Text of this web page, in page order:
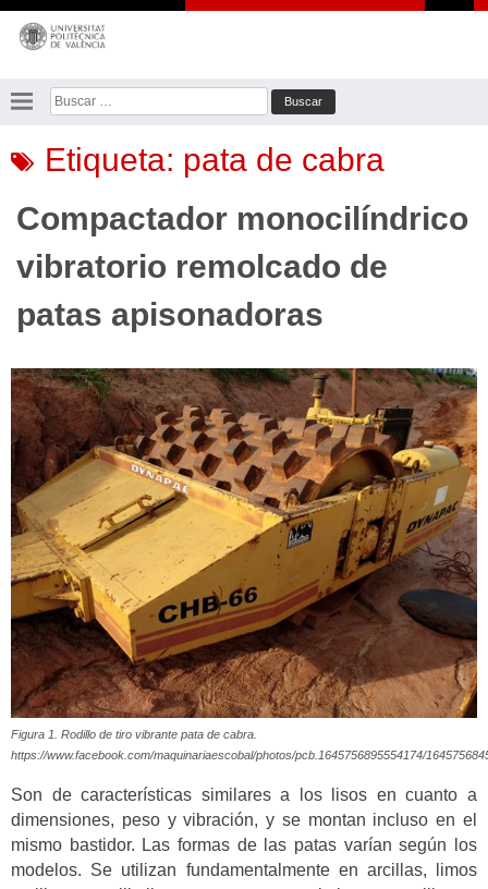
Saltar
contenido
Buscar:
Etiqueta: pata de cabra
Compactador monocilíndrico
vibratorio remolcado de
patas apisonadoras
Figura 1. Rodillo de tiro vibrante pata de cabra.
https://www.facebook.com/maquinariaescobal/photos/pcb.1645756895554174/
Son de características similares a los lisos en cuanto a
dimensiones, peso y vibración, y se montan incluso en el
mismo bastidor. Las formas de las patas varían según los
modelos. Se utilizan fundamentalmente en arcillas, limos